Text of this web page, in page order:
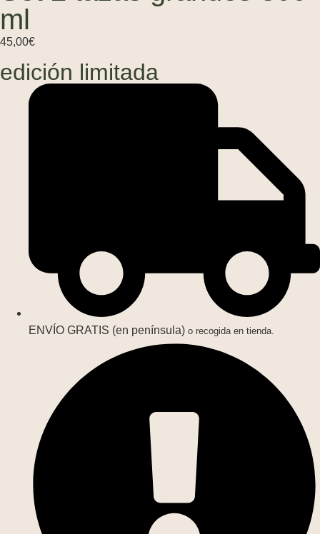
ml
45,00€
edición limitada
ENVÍO GRATIS (en península) o recogida en tienda.